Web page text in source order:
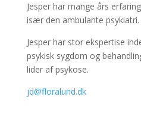
Jesper har mange års
især den ambulante psykiatri.
Jesper har stor ekspertise
psykisk sygdom og
lider af psykose.
jd@floralund.dk